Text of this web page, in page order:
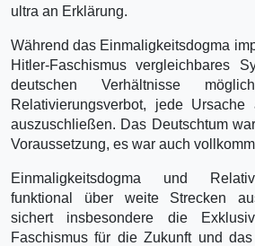
ultra an Erklärung.
Während das Einmaligkeitsdogma
Hitler-Faschismus vergleichbares
deutschen Verhältnisse
Relativierungsverbot, jede Ursache
auszuschließen. Das Deutschtum
Voraussetzung, es war auch
Einmaligkeitsdogma und
funktional über weite Strecken
sichert insbesondere die
Faschismus für die Zukunft und